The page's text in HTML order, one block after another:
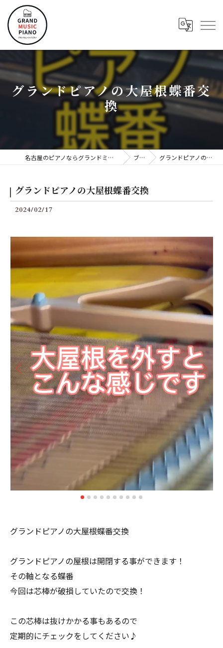
グランドピアノの大屋根蝶番交
換
名古屋のピアノならグランドミュージックピアノ株式会社 ブログ グランドピアノの大屋根蝶番交換
グランドピアノの大屋根蝶番交換
2024/02/17
グランドピアノの大屋根蝶番交換
グランドピアノの屋根は開閉する事ができます！
その軸となる蝶番
今回は芯棒が破損していたので交換！
この芯棒は抜けかかる事もあるので
定期的にチェックをしてください♪